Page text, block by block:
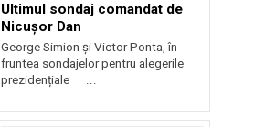
Ultimul sondaj comandat de
Nicușor Dan
George Simion și Victor Ponta, în
fruntea sondajelor pentru alegerile
prezidențiale ...